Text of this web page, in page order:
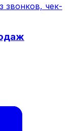
звонков, чек-